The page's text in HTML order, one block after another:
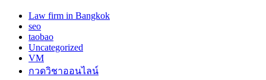
Law firm in Bangkok
seo
taobao
Uncategorized
VM
กวดวิชาออนไลน์